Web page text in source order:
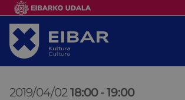
2019/04/02 18:00 -19:00